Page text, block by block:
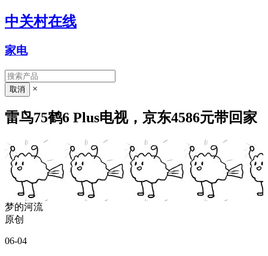
中关村在线
家电
×
雷鸟75鹤6 Plus电视，京东4586元带回家
梦的河流
原创
06-04